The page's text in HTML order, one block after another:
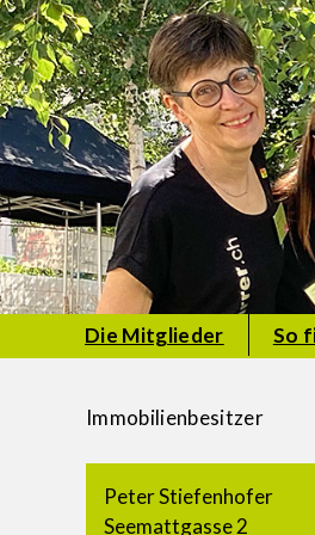
Die Mitglieder So
Immobilienbesitzer
Peter Stiefenhofer
Seemattgasse 2